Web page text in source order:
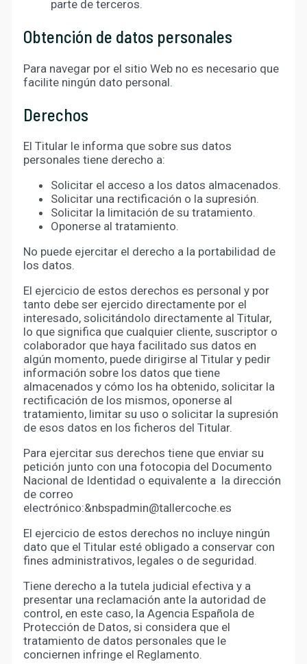
parte de terceros.
Obtención de datos personales
Para navegar por el sitio Web no es necesario que
facilite ningún dato personal.
Derechos
El Titular le informa que sobre sus datos
personales tiene derecho a:
Solicitar el acceso a los datos almacenados.
Solicitar una rectificación o la supresión.
Solicitar la limitación de su tratamiento.
Oponerse al tratamiento.
No puede ejercitar el derecho a la portabilidad de
los datos.
El ejercicio de estos derechos es personal y por
tanto debe ser ejercido directamente por el
interesado, solicitándolo directamente al Titular,
lo que significa que cualquier cliente, suscriptor o
colaborador que haya facilitado sus datos en
algún momento, puede dirigirse al Titular y pedir
información sobre los datos que tiene
almacenados y cómo los ha obtenido, solicitar la
rectificación de los mismos, oponerse al
tratamiento, limitar su uso o solicitar la supresión
de esos datos en los ficheros del Titular.
Para ejercitar sus derechos tiene que enviar su
petición junto con una fotocopia del Documento
Nacional de Identidad o equivalente a la dirección
de correo
electrónico:&nbspadmin@tallercoche.es
El ejercicio de estos derechos no incluye ningún
dato que el Titular esté obligado a conservar con
fines administrativos, legales o de seguridad.
Tiene derecho a la tutela judicial efectiva y a
presentar una reclamación ante la autoridad de
control, en este caso, la Agencia Española de
Protección de Datos, si considera que el
tratamiento de datos personales que le
conciernen infringe el Reglamento.